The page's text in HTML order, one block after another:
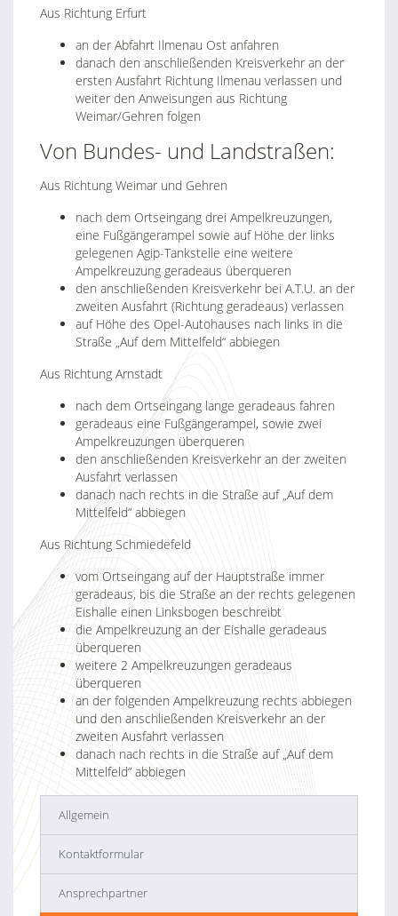
Allgemein
Kontaktformular
Ansprechpartner
Aus Richtung Erfurt
an der Abfahrt Ilmenau Ost anfahren
danach den anschließenden Kreisverkehr an der
ersten Ausfahrt Richtung Ilmenau verlassen und
weiter den Anweisungen aus Richtung
Weimar/Gehren folgen
Von Bundes- und Landstraßen:
Aus Richtung Weimar und Gehren
nach dem Ortseingang drei Ampelkreuzungen,
eine Fußgängerampel sowie auf Höhe der links
gelegenen Agip-Tankstelle eine weitere
Ampelkreuzung geradeaus überqueren
den anschließenden Kreisverkehr bei A.T.U. an der
zweiten Ausfahrt (Richtung geradeaus) verlassen
auf Höhe des Opel-Autohauses nach links in die
Straße „Auf dem Mittelfeld“ abbiegen
Aus Richtung Arnstadt
nach dem Ortseingang lange geradeaus fahren
geradeaus eine Fußgängerampel, sowie zwei
Ampelkreuzungen überqueren
den anschließenden Kreisverkehr an der zweiten
Ausfahrt verlassen
danach nach rechts in die Straße auf „Auf dem
Mittelfeld“ abbiegen
Aus Richtung Schmiedefeld
vom Ortseingang auf der Hauptstraße immer
geradeaus, bis die Straße an der rechts gelegenen
Eishalle einen Linksbogen beschreibt
die Ampelkreuzung an der Eishalle geradeaus
überqueren
weitere 2 Ampelkreuzungen geradeaus
überqueren
an der folgenden Ampelkreuzung rechts abbiegen
und den anschließenden Kreisverkehr an der
zweiten Ausfahrt verlassen
danach nach rechts in die Straße auf „Auf dem
Mittelfeld“ abbiegen